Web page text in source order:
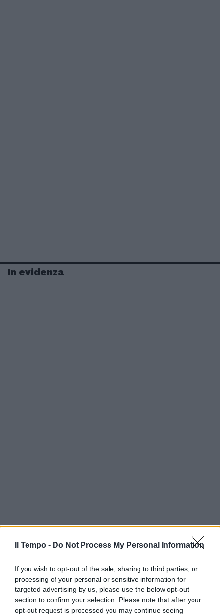
Il Tempo - Do Not Process My Personal Information
If you wish to opt-out of the sale, sharing to third parties, or
processing of your personal or sensitive information for
targeted advertising by us, please use the below opt-out
section to confirm your selection. Please note that after your
opt-out request is processed you may continue seeing
In evidenza